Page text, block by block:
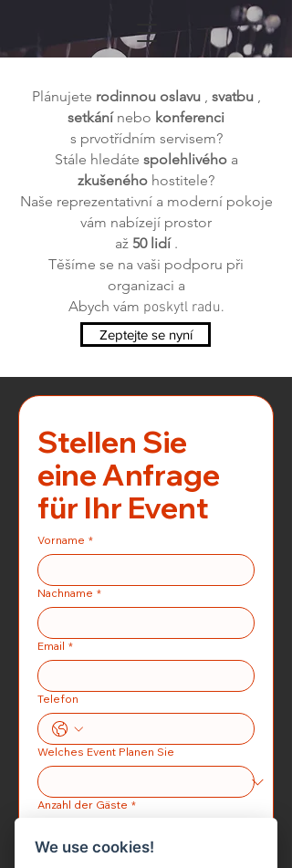
Plánujete rodinnou oslavu, svatbu,
setkánínebo konferenci
s prvotřídním servisem?
Stále hledáte spolehlivéhoa
zkušeného hostitele?
Naše reprezentativní a moderní pokoje
vám nabízejí prostor
až 50 lidí.
Těšíme se na vaši podporu při
organizaci a
Abych vám poskytl radu.
Zeptejte se nyní
Stellen Sie
eine Anfrage
für Ihr Event
Vorname *
Nachname *
Email *
Telefon
Welches Event Planen Sie
Anzahl der Gäste *
Wann findet das Event statt?
We use cookies!